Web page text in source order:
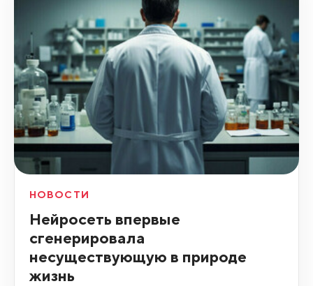
НОВОСТИ
Нейросеть впервые
сгенерировала
несуществующую в природе
жизнь